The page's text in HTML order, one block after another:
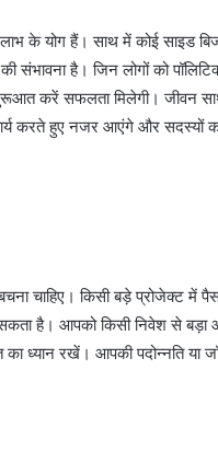
के योग हैं। साथ में कोई साइड
संभावना है। जिन लोगों को
शुरूआत करें सफलता मिलेगी। जीवन
करते हुए नजर आएंगे और सदस्यों
चाहिए। किसी बड़े प्रोजेक्ट में
है। आपको किसी निवेश से बड़ा
का ध्यान रखें। आपकी पदोन्नति